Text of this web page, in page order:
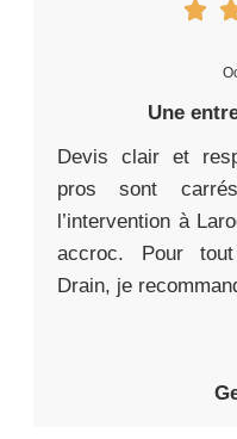
Une
Devis clair et
pros sont
l’intervention à
accroc. Pour
Drain, je